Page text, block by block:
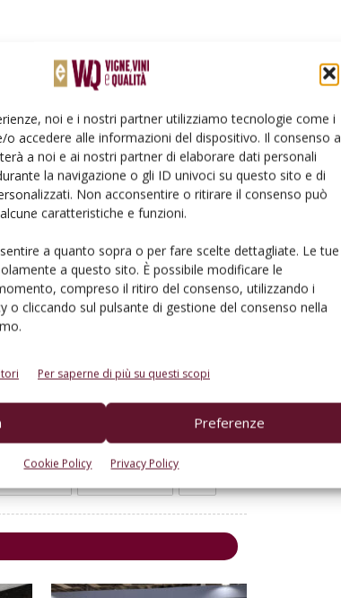
noi e i nostri partner utilizziamo tecnologie come i
accedere alle informazioni del dispositivo. Il consenso a
a noi e ai nostri partner di elaborare dati personali
la navigazione o gli ID univoci su questo sito e di
Non acconsentire o ritirare il consenso può
caratteristiche e funzioni.
a quanto sopra o per fare scelte dettagliate. Le tue
a questo sito. È possibile modificare le
compreso il ritiro del consenso, utilizzando i
o cliccando sul pulsante di gestione del consenso nella
Per saperne di più su questi scopi
Preferenze
Cookie Policy Privacy Policy
in terra di Oltrepòarrivati da
Giorgio, Tommasi con Caseo,
3.000 ettari vitati, terzo distretto
"Cretto" di Burri
anche le Tenute Orestiadi a
art al mondo,“Il Cretto” di Burri.